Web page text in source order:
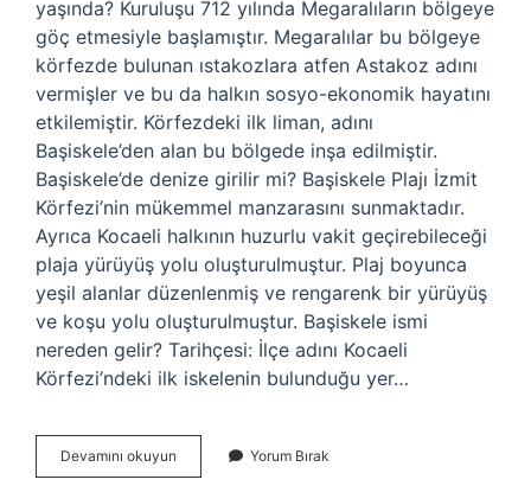
yaşında? Kuruluşu 712 yılında Megaralıların bölgeye
göç etmesiyle başlamıştır. Megaralılar bu bölgeye
körfezde bulunan ıstakozlara atfen Astakoz adını
vermişler ve bu da halkın sosyo-ekonomik hayatını
etkilemiştir. Körfezdeki ilk liman, adını
Başiskele’den alan bu bölgede inşa edilmiştir.
Başiskele’de denize girilir mi? Başiskele Plajı İzmit
Körfezi’nin mükemmel manzarasını sunmaktadır.
Ayrıca Kocaeli halkının huzurlu vakit geçirebileceği
plaja yürüyüş yolu oluşturulmuştur. Plaj boyunca
yeşil alanlar düzenlenmiş ve rengarenk bir yürüyüş
ve koşu yolu oluşturulmuştur. Başiskele ismi
nereden gelir? Tarihçesi: İlçe adını Kocaeli
Körfezi’ndeki ilk iskelenin bulunduğu yer…
Devamını okuyun Başiskele
Sahili
Yorum Bırak